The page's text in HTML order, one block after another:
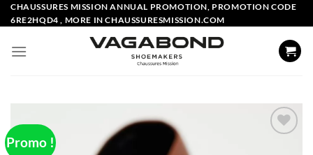
Skip
to
CHAUSSURES MISSION ANNUAL PROMOTION, PROMOTION CODE
6RE2HQD4 , MORE IN CHAUSSURESMISSION.COM
Promo !